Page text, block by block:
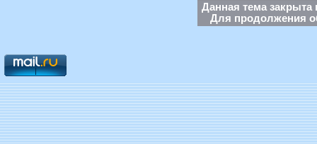
Данная тема закрыта
Для продолжения